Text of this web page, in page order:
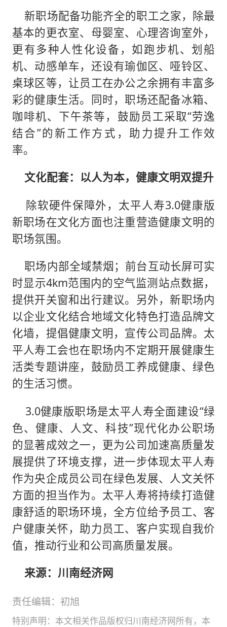
新职场配备功能齐全的职工之家，除最
基本的更衣室、母婴室、心理咨询室外，
更有多种人性化设备，如跑步机、划船
机、动感单车，还设有瑜伽区、哑铃区、
桌球区等，让员工在办公之余拥有丰富多
彩的健康生活。同时，职场还配备冰箱、
咖啡机、下午茶等，鼓励员工采取“劳逸
结合”的新工作方式，助力提升工作效
率。
文化配套：以人为本，健康文明双提升
除软硬件保障外，太平人寿3.0健康版
新职场在文化方面也注重营造健康文明的
职场氛围。
职场内部全域禁烟；前台互动长屏可实
时显示4km范围内的空气监测站点数据，
提供开关窗和出行建议。另外，新职场内
以企业文化结合地域文化特色打造品牌文
化墙，提倡健康文明，宣传公司品牌。太
平人寿工会也在职场内不定期开展健康生
活类专题讲座，鼓励员工养成健康、绿色
的生活习惯。
3.0健康版职场是太平人寿全面建设“绿
色、健康、人文、科技”现代化办公职场
的显著成效之一，更为公司加速高质量发
展提供了环境支撑，进一步体现太平人寿
作为央企成员公司在绿色发展、人文关怀
方面的担当作为。太平人寿将持续打造健
康舒适的职场环境，全方位给予员工、客
户健康关怀，助力员工、客户实现自我价
值，推动行业和公司高质量发展。
来源：川南经济网
责任编辑：初旭
特别声明：本文相关作品版权归川南经济网所有，本